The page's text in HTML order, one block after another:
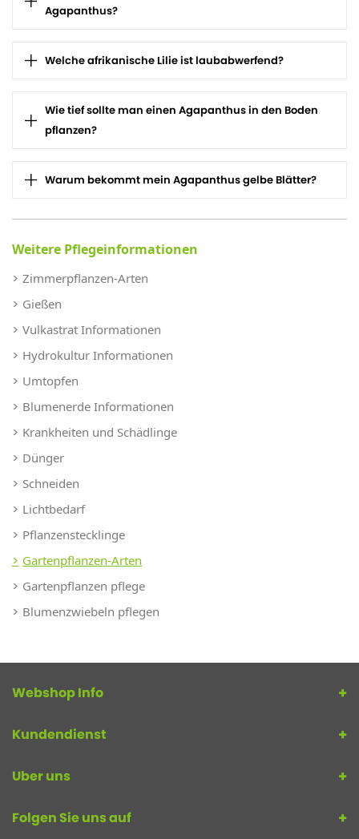
Agapanthus?
Welche afrikanische Lilie ist laubabwerfend?
Wie tief sollte man einen Agapanthus in den Boden
pflanzen?
Warum bekommt mein Agapanthus gelbe Blätter?
Weitere Pflegeinformationen
Zimmerpflanzen-Arten
Gießen
Vulkastrat Informationen
Hydrokultur Informationen
Umtopfen
Blumenerde Informationen
Krankheiten und Schädlinge
Dünger
Schneiden
Lichtbedarf
Pflanzenstecklinge
Gartenpflanzen-Arten
Gartenpflanzen pflege
Blumenzwiebeln pflegen
Webshop Info
Kundendienst
Uber uns
Folgen Sie uns auf